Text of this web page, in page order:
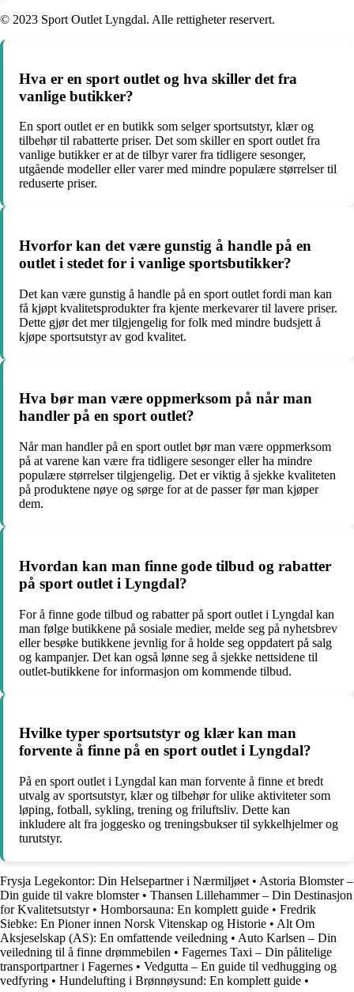
© 2023 Sport Outlet Lyngdal. Alle rettigheter reservert.
Hva er en sport outlet og hva skiller det fra
vanlige butikker?
En sport outlet er en butikk som selger sportsutstyr, klær og
tilbehør til rabatterte priser. Det som skiller en sport outlet fra
vanlige butikker er at de tilbyr varer fra tidligere sesonger,
utgående modeller eller varer med mindre populære størrelser til
reduserte priser.
Hvorfor kan det være gunstig å handle på en
outlet i stedet for i vanlige sportsbutikker?
Det kan være gunstig å handle på en sport outlet fordi man kan
få kjøpt kvalitetsprodukter fra kjente merkevarer til lavere priser.
Dette gjør det mer tilgjengelig for folk med mindre budsjett å
kjøpe sportsutstyr av god kvalitet.
Hva bør man være oppmerksom på når man
handler på en sport outlet?
Når man handler på en sport outlet bør man være oppmerksom
på at varene kan være fra tidligere sesonger eller ha mindre
populære størrelser tilgjengelig. Det er viktig å sjekke kvaliteten
på produktene nøye og sørge for at de passer før man kjøper
dem.
Hvordan kan man finne gode tilbud og rabatter
på sport outlet i Lyngdal?
For å finne gode tilbud og rabatter på sport outlet i Lyngdal kan
man følge butikkene på sosiale medier, melde seg på nyhetsbrev
eller besøke butikkene jevnlig for å holde seg oppdatert på salg
og kampanjer. Det kan også lønne seg å sjekke nettsidene til
outlet-butikkene for informasjon om kommende tilbud.
Hvilke typer sportsutstyr og klær kan man
forvente å finne på en sport outlet i Lyngdal?
På en sport outlet i Lyngdal kan man forvente å finne et bredt
utvalg av sportsutstyr, klær og tilbehør for ulike aktiviteter som
løping, fotball, sykling, trening og friluftsliv. Dette kan
inkludere alt fra joggesko og treningsbukser til sykkelhjelmer og
turutstyr.
Frysja Legekontor: Din Helsepartner i Nærmiljøet • Astoria Blomster –
Din guide til vakre blomster• Thansen Lillehammer – Din Destinasjon
for Kvalitetsutstyr• Homborsauna: En komplett guide • Fredrik
Siebke: En Pioner innen Norsk Vitenskap og Historie • Alt Om
Aksjeselskap (AS): En omfattende veiledning • Auto Karlsen – Din
veiledning til å finne drømmebilen • Fagernes Taxi – Din pålitelige
transportpartner i Fagernes • Vedgutta – En guide til vedhugging og
vedfyring • Hundelufting i Brønnøysund: En komplett guide •